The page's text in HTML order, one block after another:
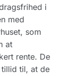
i
med
som
at
rente. De
til, at de